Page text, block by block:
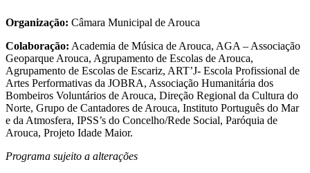
Organização: Câmara Municipal de Arouca
Colaboração: Academia de Música de Arouca, AGA – Associação
Geoparque Arouca, Agrupamento de Escolas de Arouca,
Agrupamento de Escolas de Escariz, ART’J- Escola Profissional de
Artes Performativas da JOBRA, Associação Humanitária dos
Bombeiros Voluntários de Arouca, Direção Regional da Cultura do
Norte, Grupo de Cantadores de Arouca, Instituto Português do Mar
e da Atmosfera, IPSS’s do Concelho/Rede Social, Paróquia de
Arouca, Projeto Idade Maior.
Programa sujeito a alterações